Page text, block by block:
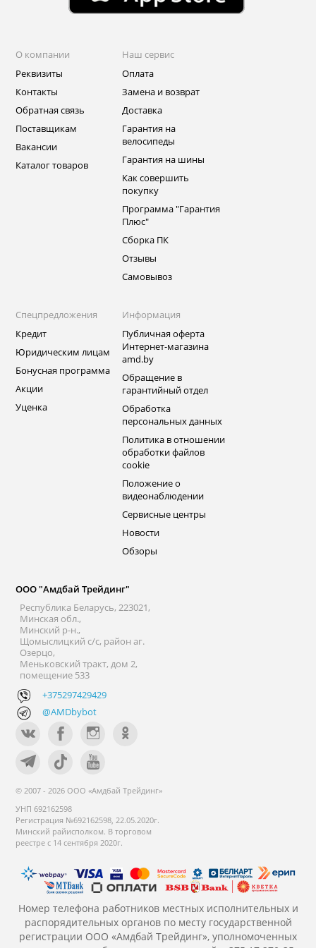
О компании
Реквизиты
Контакты
Обратная связь
Поставщикам
Вакансии
Каталог товаров
Наш сервис
Оплата
Замена и возврат
Доставка
Гарантия на
велосипеды
Гарантия на шины
Как совершить
покупку
Программа "Гарантия
Плюс"
Сборка ПК
Отзывы
Самовывоз
Спецпредложения
Кредит
Юридическим лицам
Бонусная программа
Акции
Уценка
Информация
Публичная оферта
Интернет-магазина
amd.by
Обращение в
гарантийный отдел
Обработка
персональных данных
Политика в отношении
обработки файлов
cookie
Положение о
видеонаблюдении
Сервисные центры
Новости
Обзоры
ООО "Амдбай Трейдинг"
Республика Беларусь, 223021,
Минская обл.,
Минский р-н.,
Щомыслицкий с/с, район аг.
Озерцо,
Меньковский тракт, дом 2,
помещение 533
+375297429429
@AMDbybot
© 2007 - 2026 ООО «Амдбай Трейдинг»
УНП 692162598
Регистрация №692162598, 22.05.2020г.
Минский райисполком. В торговом
реестре с 14 сентября 2020г.
Номер телефона работников местных исполнительных и
распорядительных органов по месту государственной
регистрации ООО «Амдбай Трейдинг», уполномоченных